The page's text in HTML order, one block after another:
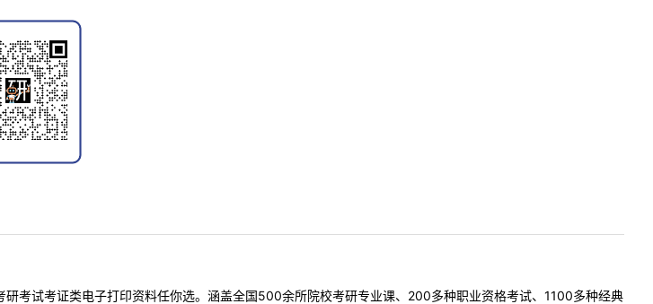
考试考证类电子打印资料任你选。涵盖全国500余所院校考研专业课、200多种职业资格考试、1100多种经典